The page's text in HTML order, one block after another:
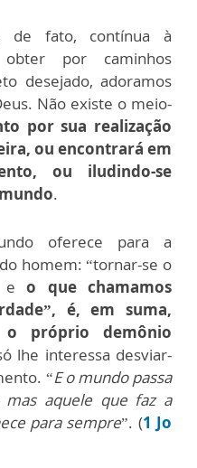
de fato, contínua à
por caminhos
desejado, adoramos
Não existe o meio-
por sua realização
ou encontrará em
ou iludindo-se
.
oferece para a
homem: “tornar-se o
eo que chamamos
é, em suma,
próprio demônio
lhe interessa desviar-
“E o mundo passa
mas aquele que faz a
para sempre”. (1 Jo